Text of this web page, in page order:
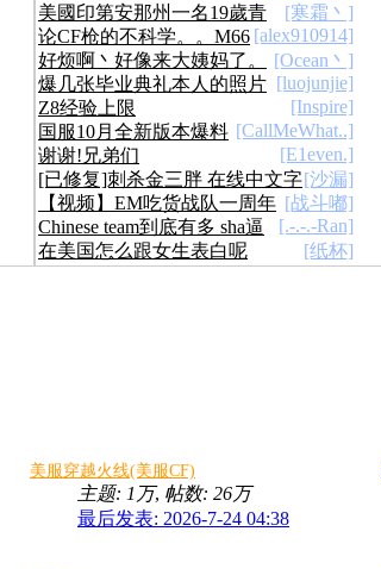
面 铁男W削弱
[寒霜丶]
美國印第安那州一名19歲青
少年發明死光
[alex910914]
论CF枪的不科学。。M66
篇
[Ocean丶]
好烦啊丶好像来大姨妈了。
（有TB哟）
[luojunjie]
爆几张毕业典礼本人的照片
[Inspire]
Z8经验上限
[CallMeWhat..]
国服10月全新版本爆料
新生化模式等
[E1even.]
谢谢!兄弟们
[沙漏]
[已修复]刺杀金三胖 在线中文字
幕观看
[战斗嘟]
【视频】EM吃货战队一周年
队庆宣传视频出炉
[.-.-.-Ran]
Chinese team到底有多 sha逼
[纸杯]
在美国怎么跟女生表白呢
美服穿越火线(美服CF)
主题: 1万, 帖数: 26万
最后发表: 2026-7-24 04:38